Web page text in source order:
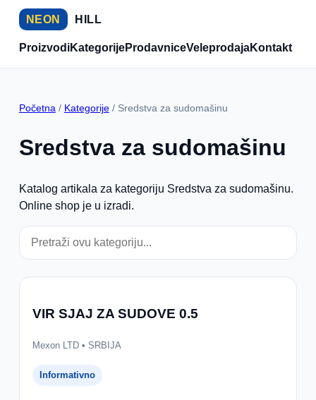
NEON HILL
ProizvodiKategorijeProdavniceVeleprodajaKontakt
Početna / Kategorije/ Sredstva za sudomašinu
Sredstva za sudomašinu
Katalog artikala za kategoriju Sredstva za sudomašinu.
Online shop je u izradi.
VIR SJAJ ZA SUDOVE 0.5
Mexon LTD • SRBIJA
Informativno